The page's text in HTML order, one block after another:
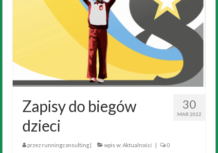
30
MAR 2022
Zapisy do biegów
dzieci
przez runningconsulting | wpis w: Aktualności | 0